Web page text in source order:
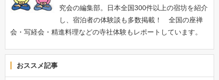
究会の編集部。日本全国300件以上の宿坊を紹介
し、宿泊者の体験談も多数掲載！ 全国の座禅
会・写経会・精進料理などの寺社体験もレポートしています。
おススメ記事